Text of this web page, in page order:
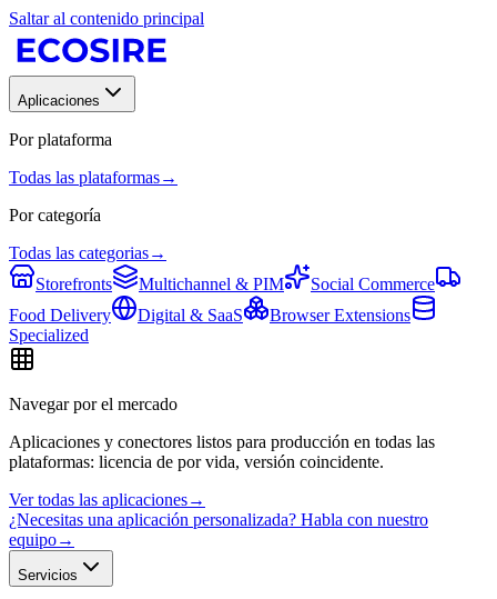
Saltar al contenido principal
Aplicaciones
Por plataforma
Todas las plataformas→
Por categoría
Todas las categorias→
Storefronts
Multichannel & PIM
Social Commerce
Food Delivery
Digital & SaaS
Browser Extensions
Specialized
Navegar por el mercado
Aplicaciones y conectores listos para producción en todas las
plataformas: licencia de por vida, versión coincidente.
Ver todas las aplicaciones→
¿Necesitas una aplicación personalizada? Habla con nuestro
equipo→
Servicios